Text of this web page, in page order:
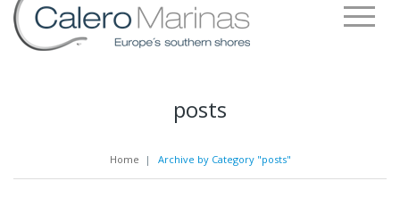
posts
Home | Archive by Category "posts"